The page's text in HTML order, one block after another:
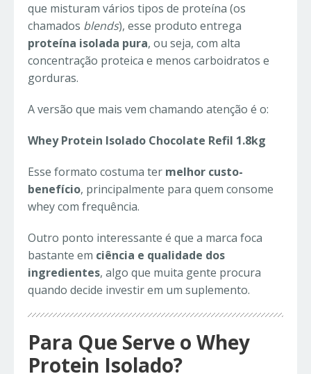
que misturam vários tipos de proteína (os
chamados blends), esse produto entrega
proteína isolada pura, ou seja, com alta
concentração proteica e menos carboidratos e
gorduras.
A versão que mais vem chamando atenção é o:
Whey Protein Isolado Chocolate Refil 1.8kg
Esse formato costuma ter melhor custo-
benefício, principalmente para quem consome
whey com frequência.
Outro ponto interessante é que a marca foca
bastante em ciência e qualidade dos
ingredientes, algo que muita gente procura
quando decide investir em um suplemento.
Para Que Serve o Whey
Protein Isolado?